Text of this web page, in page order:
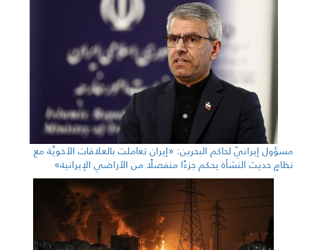
مسؤول إيرانيّ لحاكم البحرين: «إيران تعاملت بالعلاقات الأخويَّة مع
نظامٍ حديث النشأة يحكم جزءًا منفصلًا من الأراضي الإيرانية»